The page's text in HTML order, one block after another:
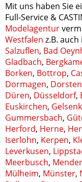
Mit uns haben Sie
Full-Service &
Modelagentur
Westfalen z.B. auch
Salzuflen, Bad
Gladbach,
Borken, Bottrop,
Dormagen, Dorsten
Düren, Düsseldorf,
Euskirchen,
Gummersbach,
Herford, Herne,
Iserlohn, Kerpen,
Leverkusen,
Meerbusch,
Mülheim, Münster,